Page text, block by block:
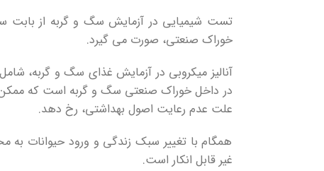
تست شیمیایی در آزمایش سگ و گربه از بابت
خوراک صنعتی، صورت می گیرد.
آنالیز میکروبی در آزمایش غذای سگ و گربه،
در داخل خوراک صنعتی سگ و گربه است که ممکن
علت عدم رعایت اصول بهداشتی، رخ دهد.
همگام با تغییر سبک زندگی و ورود حیوانات به
غیر قابل انکار است.